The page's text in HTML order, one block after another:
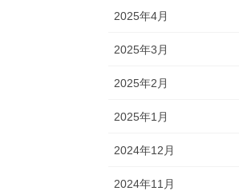
2025年4月
2025年3月
2025年2月
2025年1月
2024年12月
2024年11月